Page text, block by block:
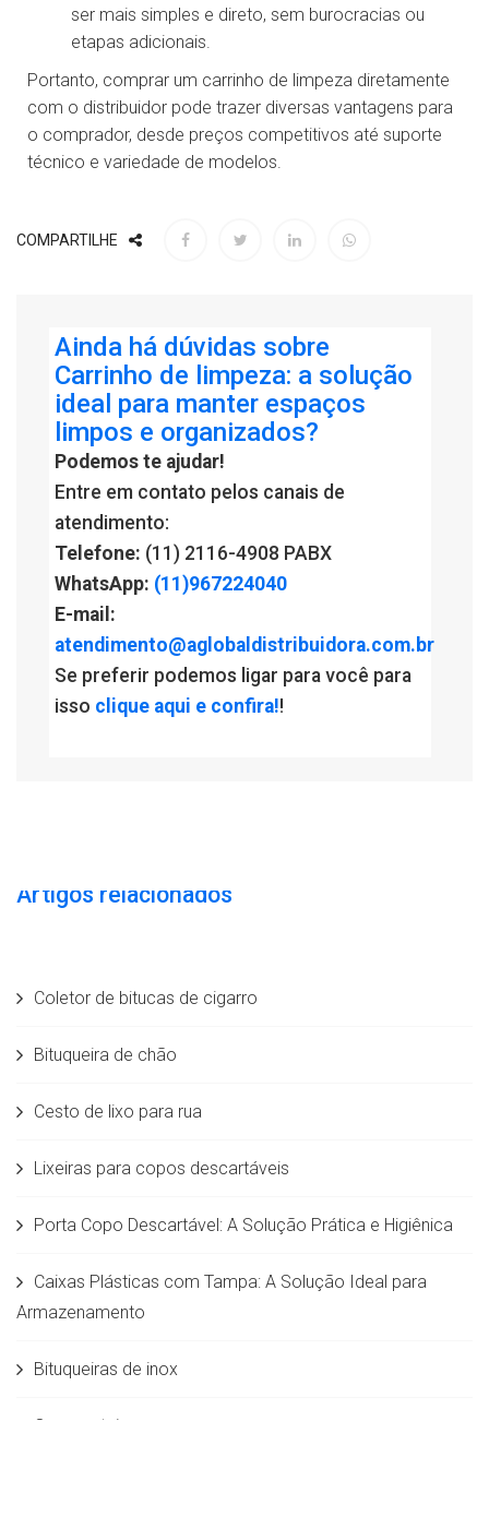
ser mais simples e direto, sem burocracias ou
etapas adicionais.
Portanto, comprar um carrinho de limpeza diretamente
com o distribuidor pode trazer diversas vantagens para
o comprador, desde preços competitivos até suporte
técnico e variedade de modelos.
COMPARTILHE
Ainda há dúvidas sobre
Carrinho de limpeza: a solução
ideal para manter espaços
limpos e organizados?
Podemos te ajudar!
Entre em contato pelos canais de
atendimento:
Telefone: (11) 2116-4908 PABX
WhatsApp: (11)967224040
E-mail:
atendimento@aglobaldistribuidora.com.br
Se preferir podemos ligar para você para
isso clique aqui e confira!!
Artigos relacionados
Coletor de bitucas de cigarro
Bituqueira de chão
Cesto de lixo para rua
Lixeiras para copos descartáveis
Porta Copo Descartável: A Solução Prática e Higiênica
Caixas Plásticas com Tampa: A Solução Ideal para
Armazenamento
Bituqueiras de inox
Composteira